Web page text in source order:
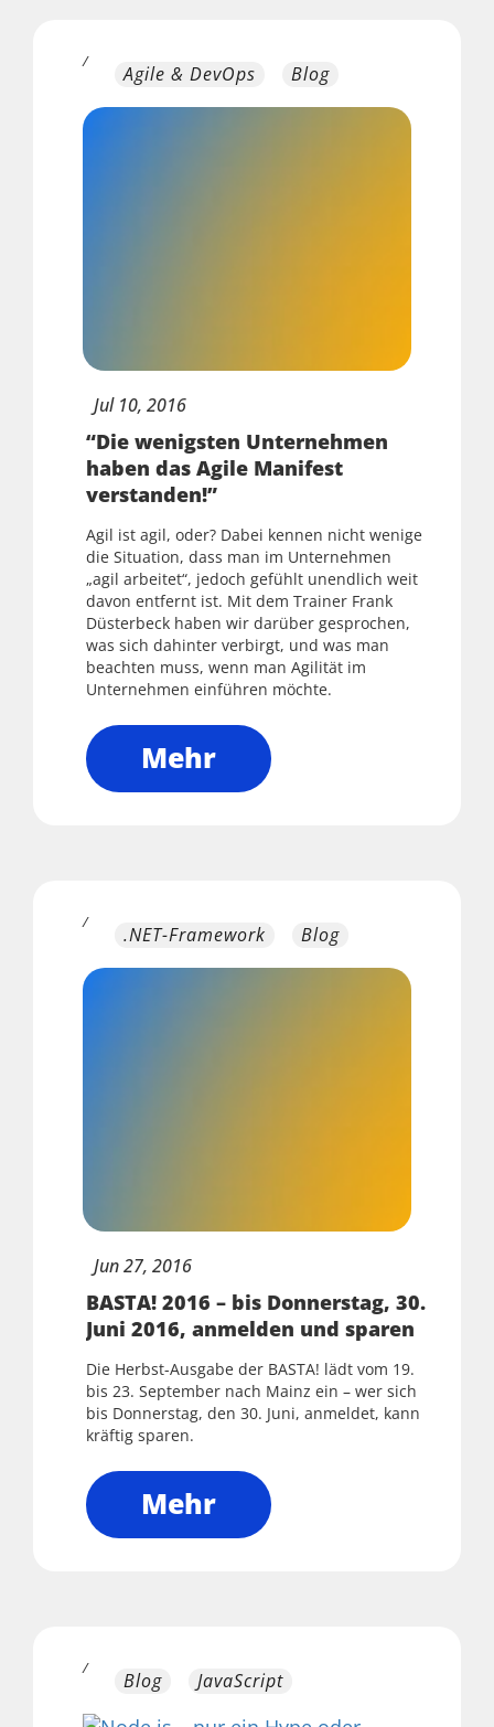
/
Agile & DevOps Blog
Jul 10, 2016
“Die wenigsten Unternehmen
haben das Agile Manifest
verstanden!”
Agil ist agil, oder? Dabei kennen nicht wenige
die Situation, dass man im Unternehmen
„agil arbeitet“, jedoch gefühlt unendlich weit
davon entfernt ist. Mit dem Trainer Frank
Düsterbeck haben wir darüber gesprochen,
was sich dahinter verbirgt, und was man
beachten muss, wenn man Agilität im
Unternehmen einführen möchte.
Mehr
/
.NET-Framework Blog
Jun27, 2016
BASTA! 2016 – bis Donnerstag, 30.
Juni 2016, anmelden und sparen
Die Herbst-Ausgabe der BASTA! lädt vom 19.
bis 23. September nach Mainz ein – wer sich
bis Donnerstag, den 30. Juni, anmeldet, kann
kräftig sparen.
Mehr
/
Blog JavaScript